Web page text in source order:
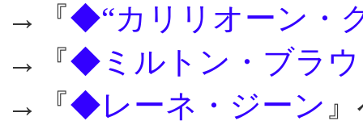
→『◆“カリリオーン・
→『◆ミルトン・ブラ
→『◆レーネ・ジーン